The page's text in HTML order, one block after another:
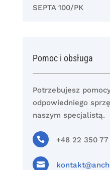
SEPTA 100/PK
Pomoc i obsługa
Potrzebujesz
odpowiedniego
naszym specjalistą.
 +48 22 350 77
